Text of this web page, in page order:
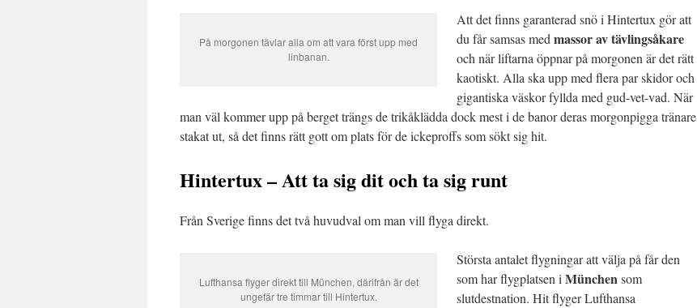
På morgonen tävlar alla om att vara först upp med
linbanan.
Att det finns garanterad snö i Hintertux gör att
du får samsas med massor av tävlingsåkare
och när liftarna öppnar på morgonen är det rätt
kaotiskt. Alla ska upp med flera par skidor och
gigantiska väskor fyllda med gud-vet-vad. När
man väl kommer upp på berget trängs de trikåklädda dock mest i de banor deras morgonpigga tränare
stakat ut, så det finns rätt gott om plats för de ickeproffs som sökt sig hit.
Hintertux – Att ta sig dit och ta sig runt
Från Sverige finns det två huvudval om man vill flyga direkt.
Lufthansa flyger direkt till München, därifrån är det
ungefär tre timmar till Hintertux.
Största antalet flygningar att välja på får den
som har flygplatsen i Münchensom
slutdestnation. Hit flyger Lufthansa